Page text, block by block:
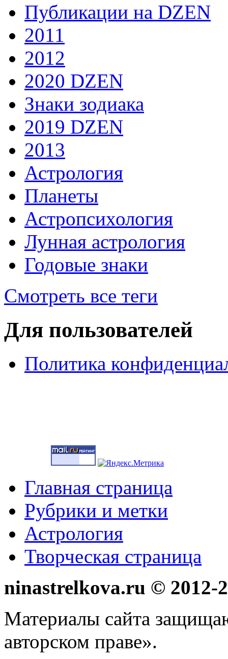
Публикации на DZEN
2011
2012
2020 DZEN
Знаки зодиака
2019 DZEN
2013
Астрология
Планеты
Астропсихология
Лунная астрология
Годовые знаки
Смотреть все теги
Для пользователей
Политика
Main menu 2
Главная страница
Рубрики и метки
Астрология
Творческая страница
ninastrelkova.ru © 2012-
Материалы сайта
авторском праве».